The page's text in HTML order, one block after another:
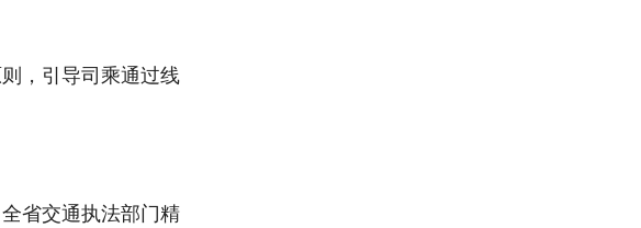
，引导司乘通过线
省交通执法部门精